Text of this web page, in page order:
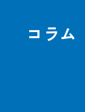
コラム